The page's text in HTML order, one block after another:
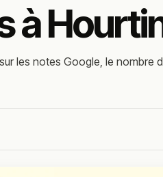
à
les notes Google, le nombre